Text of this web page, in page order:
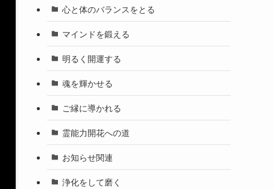
心と体のバランスをとる
マインドを鍛える
明るく開運する
魂を輝かせる
ご縁に導かれる
霊能力開花への道
お知らせ関連
浄化をして磨く